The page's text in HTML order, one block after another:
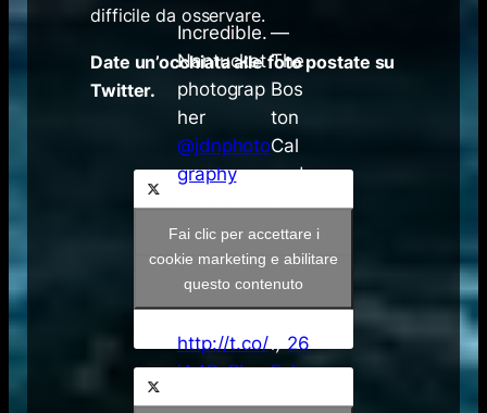
difficile da osservare.
Date un’occhiata alle foto postate su
Twitter.
Incredible.
Nantucket
photograp
her
@jdnphoto
graphy
captures
nearly
frozen
waves on
camera.
http://t.co/
jA4RxPbx
O3
—
The
Bos
ton
Cal
end
ar
(@T
heB
osto
nCa
l)26
Feb
brai
Fai clic per accettare i
cookie marketing e abilitare
questo contenuto